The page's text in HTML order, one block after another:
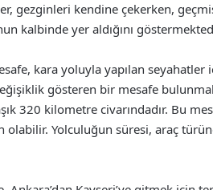
gezginleri kendine çekerken,
kalbinde yer aldığını
kara yoluyla yapılan
gösteren bir mesafe
320 kilometre civarındadır. Bu
olabilir. Yolculuğun süresi, araç